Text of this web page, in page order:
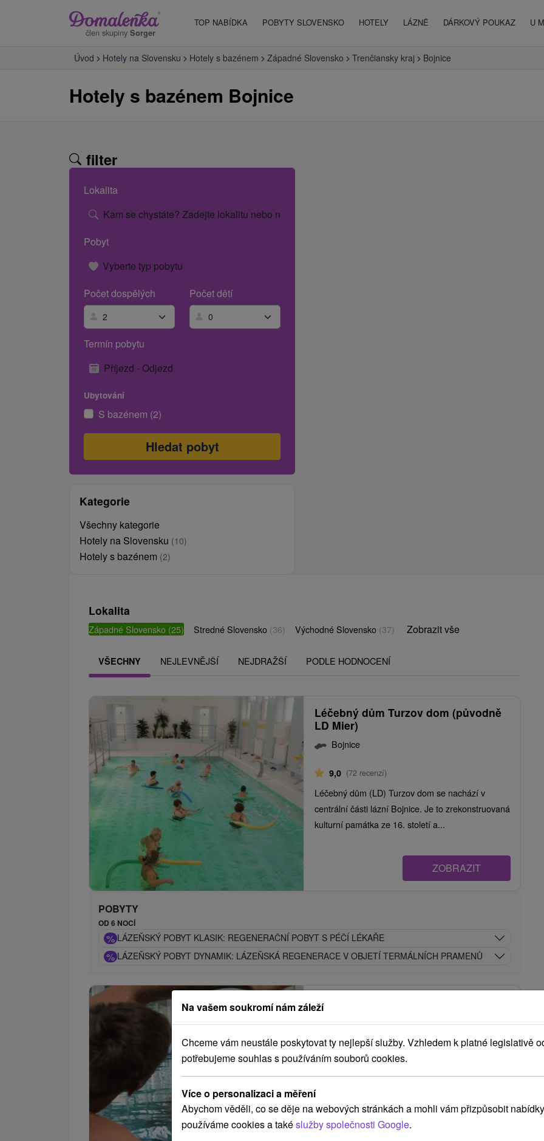
člen skupiny Sorger
TOP NABÍDKA POBYTY SLOVENSKO HOTELY LÁZNĚ DÁRKOVÝ POUKAZ U
Úvod Hotely na Slovensku Hotely s bazénem Západné Slovensko Trenčiansky kraj Bojnice
Hotely s bazénem Bojnice
filter
Lokalita
Kam se chystáte? Zadejte lokalitu nebo název hotelu.
Pobyt
Vyberte typ pobytu
Počet dospělých
Počet dětí
Termín pobytu
Příjezd - Odjezd
Ubytování
S bazénem (2)
Kategorie
Všechny kategorie
Hotely na Slovensku (10)
Hotely s bazénem (2)
Lokalita
Západné Slovensko (25) Stredné Slovensko (36) Východné Slovensko (37) Zobrazit vše
VŠECHNY NEJLEVNĚJŠÍ NEJDRAŽŠÍ PODLE HODNOCENÍ
Léčebný dům Turzov dom (původně
LD Mier)
Bojnice
9,0 (72 recenzí)
Léčebný dům (LD) Turzov dom se nachází v
centrální části lázní Bojnice. Je to zrekonstruovaná
kulturní památka ze 16. století a...
ZOBRAZIT
POBYTY
OD 6 NOCÍ
% LÁZEŇSKÝ POBYT KLASIK: REGENERAČNÍ POBYT S PÉČÍ LÉKAŘE
% LÁZEŇSKÝ POBYT DYNAMIK: LÁZEŇSKÁ REGENERACE V OBJETÍ TERMÁLNÍCH PRAMENŮ
Léčebný dům Bôrina (Baník) Bojnice
9,2 (81 recenzí)
Léčebný dům Bôrina (Baník), postavený v roce
1975, se nachází v tichém prostředí lázeňského
areálu. Svým hostům nabízí...
Na vašem soukromí nám záleží
Chceme vám neustále poskytovat ty nejlepší služby. Vzhledem k platné legislativě
potřebujeme souhlas s používáním souborů cookies.
Více o personalizaci a měření
Abychom věděli, co se děje na webových stránkách a mohli vám přizpůsobit
používáme cookies a takéslužby společnosti Google.